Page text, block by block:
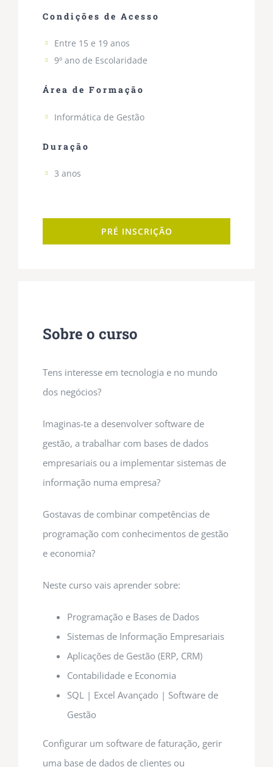
Sobre o curso
Tens interesse em tecnologia e no mundo
dos negócios?
Imaginas-te a desenvolver software de
gestão, a trabalhar com bases de dados
empresariais ou a implementar sistemas de
informação numa empresa?
Gostavas de combinar competências de
programação com conhecimentos de gestão
e economia?
Neste curso vais aprender sobre:
Programação e Bases de Dados
Sistemas de Informação Empresariais
Aplicações de Gestão (ERP, CRM)
Contabilidade e Economia
SQL | Excel Avançado | Software de
Gestão
Configurar um software de faturação, gerir
uma base de dados de clientes ou
Condições de Acesso
Entre 15 e 19 anos
9º ano de Escolaridade
Área de Formação
Informática de Gestão
Duração
3 anos
PRÉ INSCRIÇÃO